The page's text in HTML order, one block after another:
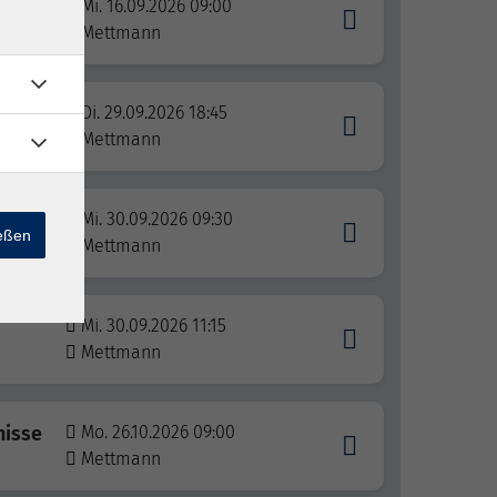
Mi. 16.09.2026 09:00
Mettmann
Di. 29.09.2026 18:45
Mettmann
Mi. 30.09.2026 09:30
Mettmann
Mi. 30.09.2026 11:15
Mettmann
Mo. 26.10.2026 09:00
Mettmann